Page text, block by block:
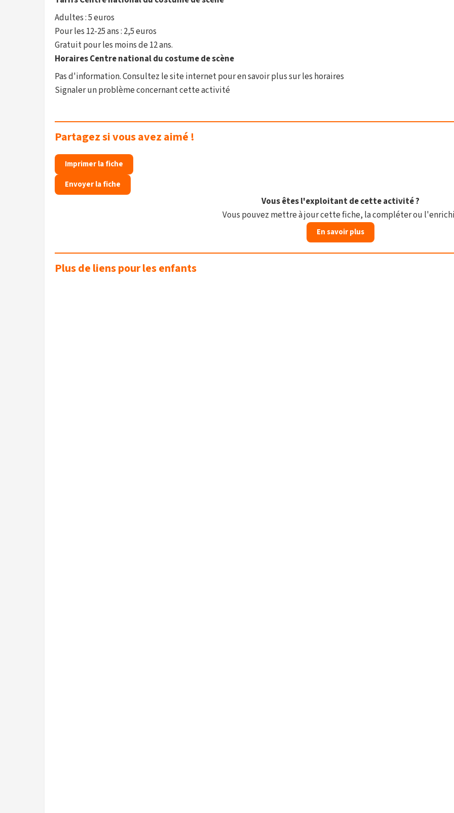
Adultes : 5 euros
Pour les 12-25 ans : 2,5 euros
Gratuit pour les moins de 12 ans.
Horaires Centre national du costume de scène
Pas d'information. Consultez le site internet pour en savoir plus sur les horaires
Signaler un problème concernant cette activité
Partagez si vous avez aimé !
Imprimer la fiche
Envoyer la fiche
Vous êtes l'exploitant de cette activité ?
Vous pouvez mettre à jour cette fiche, la compléter ou
En savoir plus
Plus de liens pour les enfants